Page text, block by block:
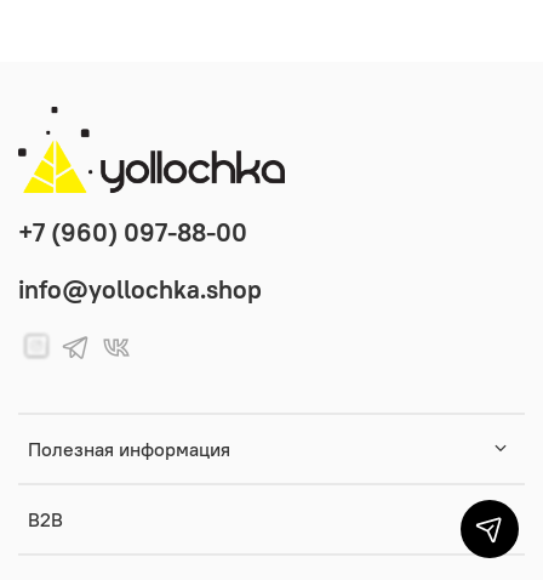
Полезная информация
B2B
+7 (960) 097-88-00
info@yollochka.shop